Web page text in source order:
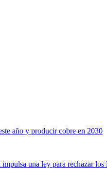
año y producir cobre en 2030
una ley para rechazar los